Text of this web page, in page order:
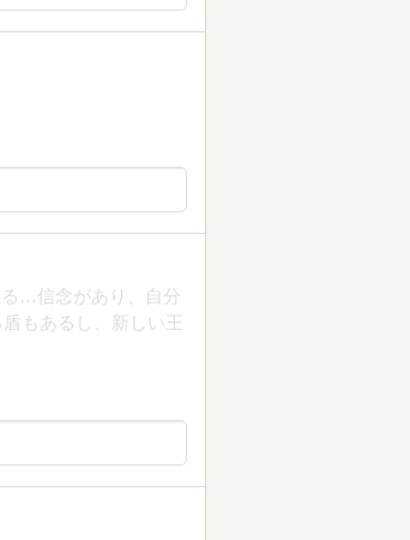
…信念があり、自分
もあるし、新しい王